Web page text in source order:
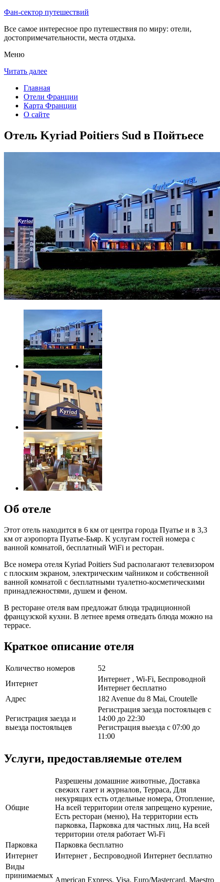
Фан-сектор путешествий
Все самое интересное про путешествия по миру: отели,
достопримечательности, места отдыха.
Меню
Читать далее
Главная
Отели Франции
Карта Франции
О сайте
Отель Kyriad Poitiers Sud в Пойтьесе
Об отеле
Этот отель находится в 6 км от центра города Пуатье и в 3,3
км от аэропорта Пуатье-Бьяр. К услугам гостей номера с
ванной комнатой, бесплатный WiFi и ресторан.
Все номера отеля Kyriad Poitiers Sud располагают телевизором
с плоским экраном, электрическим чайником и собственной
ванной комнатой с бесплатными туалетно-косметическими
принадлежностями, душем и феном.
В ресторане отеля вам предложат блюда традиционной
французской кухни. В летнее время отведать блюда можно на
террасе.
Краткое описание отеля
Количество номеров
52
Интернет
Интернет , Wi-Fi, Беспроводной
Интернет бесплатно
Адрес
182 Avenue du 8 Mai, Croutelle
Регистрация заезда и
выезда постояльцев
Регистрация заезда постояльцев с
14:00 до 22:30
Регистрация выезда с 07:00 до
11:00
Услуги, предоставляемые отелем
Общие
Разрешены домашние животные, Доставка
свежих газет и журналов, Терраса, Для
некурящих есть отдельные номера, Отопление,
На всей территории отеля запрещено курение,
Есть ресторан (меню), На территории есть
парковка, Парковка для частных лиц, На всей
территории отеля работает Wi-Fi
Парковка
Парковка бесплатно
Интернет
Интернет , Беспроводной Интернет бесплатно
Виды
принимаемых
American Express, Visa, Euro/Mastercard, Maestro